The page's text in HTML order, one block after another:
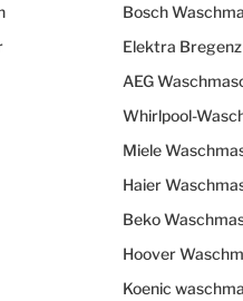
Bosch
Elektra
AEG
Whirlpool-
Miele
Haier
Beko
Hoover
Koenic